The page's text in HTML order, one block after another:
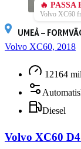
🔥 PASSA
Volvo XC60
UMEÅ –
Volvo XC60, 2018
12164 mil
Diesel
Volvo XC60